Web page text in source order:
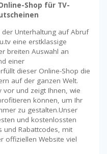
Shop für TV-
der Unterhaltung auf Abruf
eine erstklassige
breiten Auswahl an
einer
dieser Online-Shop die
auf der ganzen Welt.
vor und zeigt Ihnen, wie
können, um Ihr
zu gestalten.Unser
und kostenlossten
und Rabattcodes, mit
offiziellen Website viel